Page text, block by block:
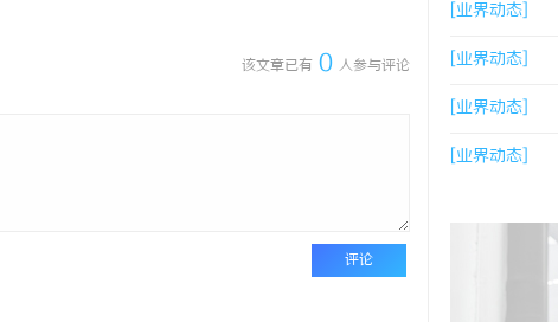
该文章已有 0 人参与评论
评论
[业界动态]
[业界动态]
[业界动态]
[业界动态]